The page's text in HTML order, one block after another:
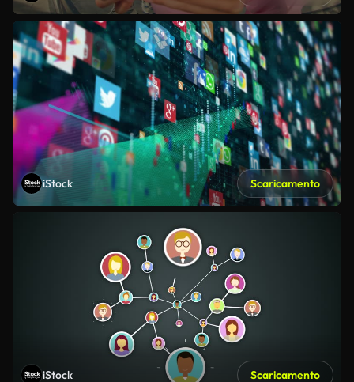
iStock Scaricamento
iStock Scaricamento